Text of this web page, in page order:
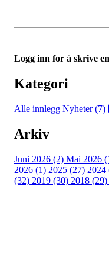
Logg inn for å skrive
Kategori
Alle innlegg Nyheter (7)
Arkiv
Juni 2026 (2) Mai 2026
2026 (1) 2025 (27) 2024
(32) 2019 (30) 2018 (29)